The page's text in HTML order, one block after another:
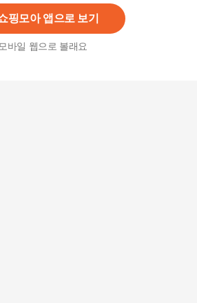
핑모아 앱으로 보기
모바일 웹으로 볼래요
명함 ㅣ 명함디자인, 재주문